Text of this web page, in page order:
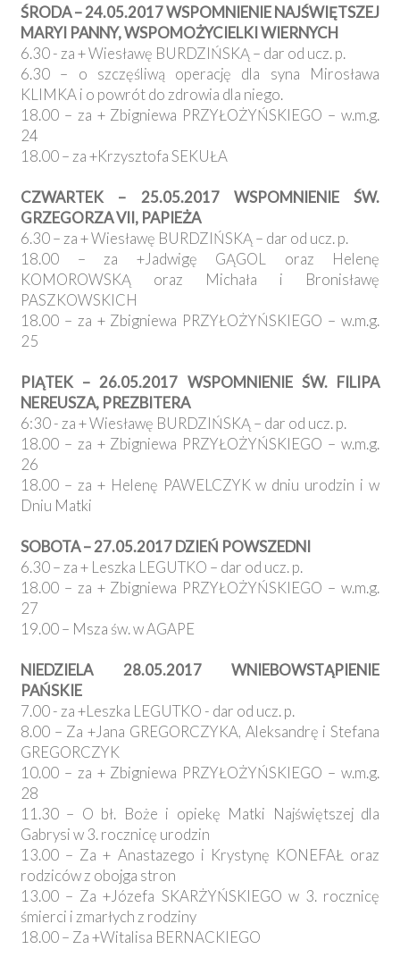
ŚRODA – 24.05.2017 WSPOMNIENIE NAJŚWIĘTSZEJ
MARYI PANNY, WSPOMOŻYCIELKI WIERNYCH
6.30 - za + Wiesławę BURDZIŃSKĄ – dar od ucz. p.
6.30 – o szczęśliwą operację dla syna Mirosława
KLIMKA i o powrót do zdrowia dla niego.
18.00 – za + Zbigniewa PRZYŁOŻYŃSKIEGO – w.m.g.
24
18.00 – za +Krzysztofa SEKUŁA
CZWARTEK – 25.05.2017 WSPOMNIENIE ŚW.
GRZEGORZA VII, PAPIEŻA
6.30 – za + Wiesławę BURDZIŃSKĄ – dar od ucz. p.
18.00 – za +Jadwigę GĄGOL oraz Helenę
KOMOROWSKĄ oraz Michała i Bronisławę
PASZKOWSKICH
18.00 – za + Zbigniewa PRZYŁOŻYŃSKIEGO – w.m.g.
25
PIĄTEK – 26.05.2017 WSPOMNIENIE ŚW. FILIPA
NEREUSZA, PREZBITERA
6:30 - za + Wiesławę BURDZIŃSKĄ – dar od ucz. p.
18.00 – za + Zbigniewa PRZYŁOŻYŃSKIEGO – w.m.g.
26
18.00 – za + Helenę PAWELCZYK w dniu urodzin i w
Dniu Matki
SOBOTA – 27.05.2017 DZIEŃ POWSZEDNI
6.30 – za + Leszka LEGUTKO – dar od ucz. p.
18.00 – za + Zbigniewa PRZYŁOŻYŃSKIEGO – w.m.g.
27
19.00 – Msza św. w AGAPE
NIEDZIELA 28.05.2017 WNIEBOWSTĄPIENIE
PAŃSKIE
7.00 - za +Leszka LEGUTKO - dar od ucz. p.
8.00 – Za +Jana GREGORCZYKA, Aleksandrę i Stefana
GREGORCZYK
10.00 – za + Zbigniewa PRZYŁOŻYŃSKIEGO – w.m.g.
28
11.30 – O bł. Boże i opiekę Matki Najświętszej dla
Gabrysi w 3. rocznicę urodzin
13.00 – Za + Anastazego i Krystynę KONEFAŁ oraz
rodziców z obojga stron
13.00 – Za +Józefa SKARŻYŃSKIEGO w 3. rocznicę
śmierci i zmarłych z rodziny
18.00 – Za +Witalisa BERNACKIEGO